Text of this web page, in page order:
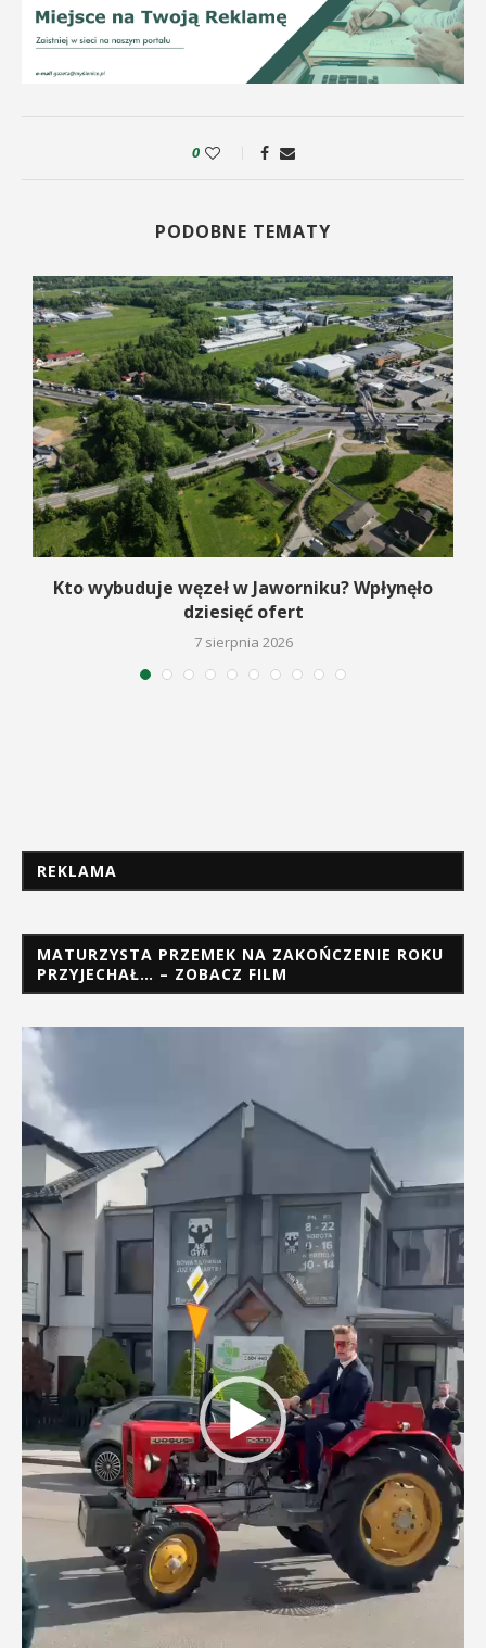
0
PODOBNE TEMATY
Kto wybuduje węzeł w Jaworniku? Wpłynęło
dziesięć ofert
7 sierpnia 2026
REKLAMA
MATURZYSTA PRZEMEK NA ZAKOŃCZENIE ROKU
PRZYJECHAŁ… – ZOBACZ FILM
Odtwarzacz